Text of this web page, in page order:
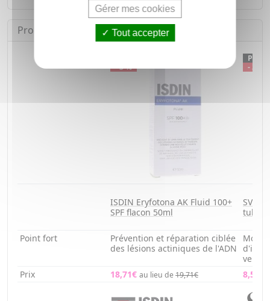
Produits équivalents
- 5 %
- 32 %
ISDIN Eryfotona AK Fluid 100+
SPF flacon 50ml
SVR
tube
Point fort
Prévention et réparation ciblée
des lésions actiniques de l'ADN
Prix
18,71€ au lieu de19,71€ 8,51€
Gérer mes cookies
Tout accepter